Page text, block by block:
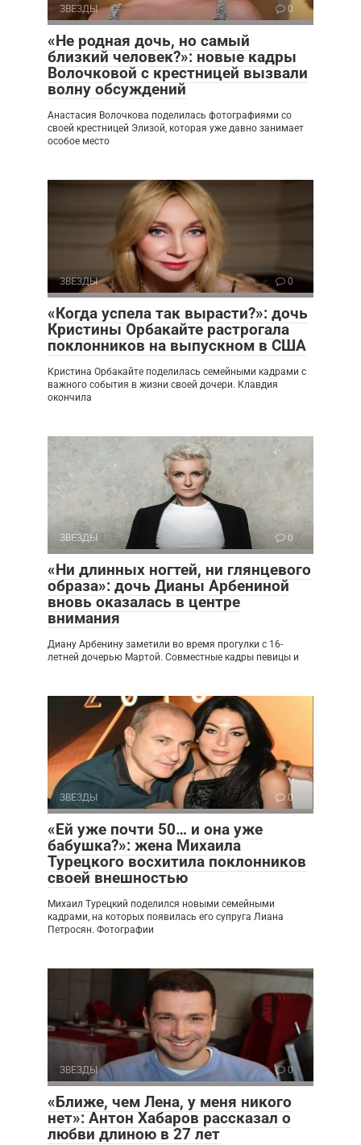
ЗВЕЗДЫ 0
«Не родная дочь, но самый
близкий человек?»: новые кадры
Волочковой с крестницей вызвали
волну обсуждений
Анастасия Волочкова поделилась фотографиями со
своей крестницей Элизой, которая уже давно занимает
особое место
ЗВЕЗДЫ 0
«Когда успела так вырасти?»: дочь
Кристины Орбакайте растрогала
поклонников на выпускном в США
Кристина Орбакайте поделилась семейными кадрами с
важного события в жизни своей дочери. Клавдия
окончила
ЗВЕЗДЫ 0
«Ни длинных ногтей, ни глянцевого
образа»: дочь Дианы Арбениной
вновь оказалась в центре
внимания
Диану Арбенину заметили во время прогулки с 16-
летней дочерью Мартой. Совместные кадры певицы и
ЗВЕЗДЫ 0
«Ей уже почти 50… и она уже
бабушка?»: жена Михаила
Турецкого восхитила поклонников
своей внешностью
Михаил Турецкий поделился новыми семейными
кадрами, на которых появилась его супруга Лиана
Петросян. Фотографии
ЗВЕЗДЫ 0
«Ближе, чем Лена, у меня никого
нет»: Антон Хабаров рассказал о
любви длиною в 27 лет